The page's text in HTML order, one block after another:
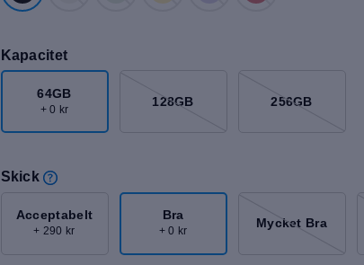
Kapacitet
64GB
+ 0 kr
128GB 256GB
Skick
Acceptabelt
+ 290 kr
Bra
+ 0 kr
Mycket Bra